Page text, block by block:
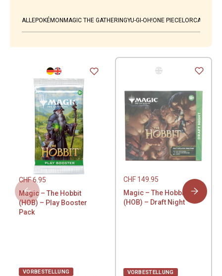
ALLEPOKÉMONMAGIC THE GATHERINGYU-GI-OH!ONE PIECELORCANA
CHF6.95
Magic – The Hobbit
(HOB) – Play Booster
Pack
VORBESTELLUNG
CHF149.95
Magic – The Hobbit
(HOB) – Draft Night
VORBESTELLUNG